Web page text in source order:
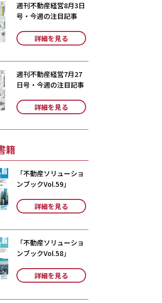
週刊不動産経営8月3日
号・今週の注目記事
詳細を見る
週刊不動産経営7月27
日号・今週の注目記事
詳細を見る
籍
「不動産ソリューショ
ンブックVol.59」
詳細を見る
「不動産ソリューショ
ンブックVol.58」
詳細を見る